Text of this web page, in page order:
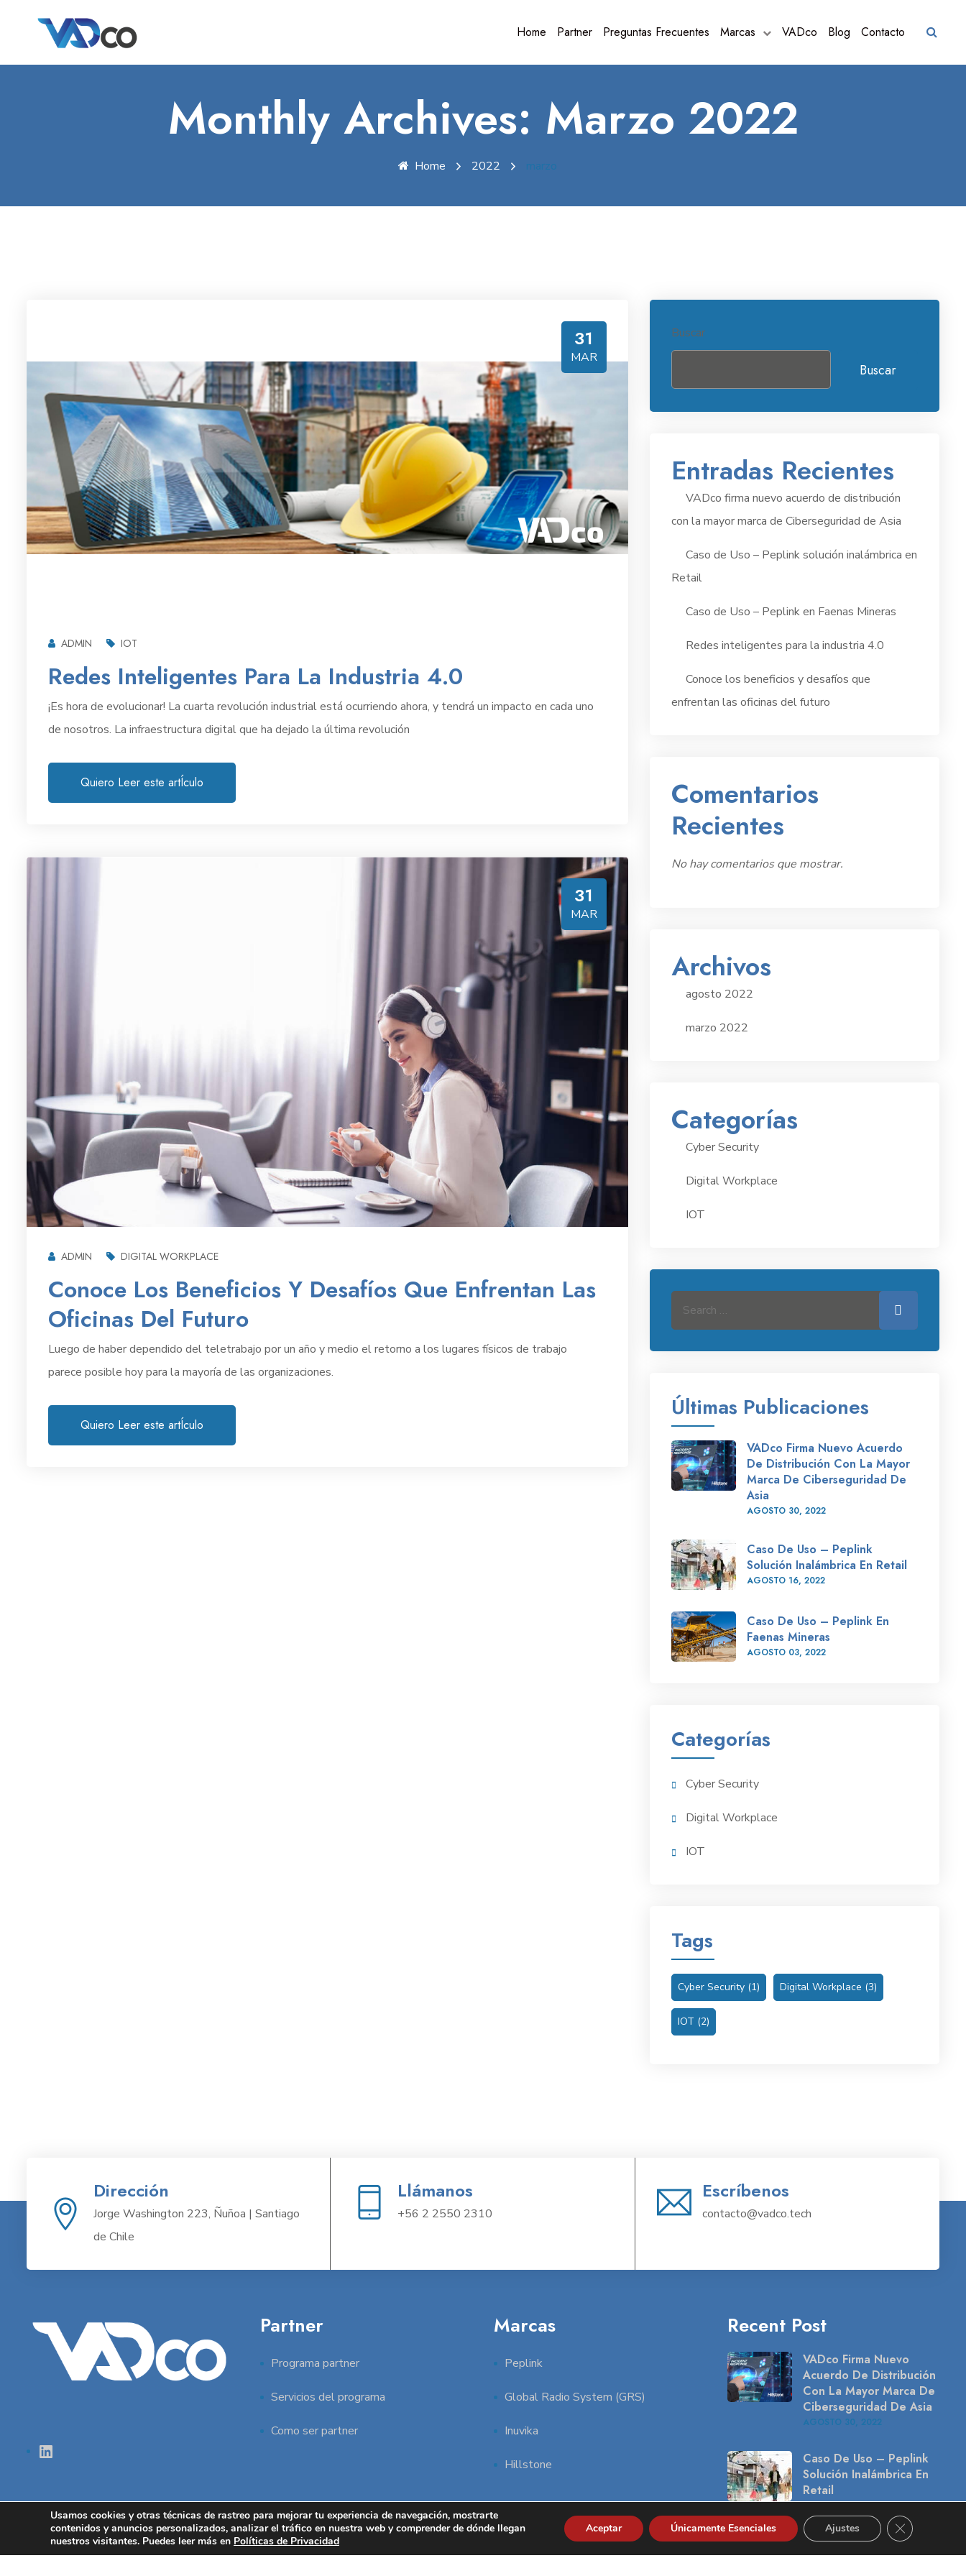
Home Partner Preguntas Frecuentes Marcas VADco Blog Contacto
Monthly Archives: Marzo 2022
Home 2022 marzo
31
MAR
ADMIN IOT
Redes Inteligentes Para La Industria 4.0
¡Es hora de evolucionar! La cuarta revolución industrial está ocurriendo ahora, y tendrá un impacto en cada uno
de nosotros. La infraestructura digital que ha dejado la última revolución
Quiero Leer este artÍculo
31
MAR
ADMIN DIGITAL WORKPLACE
Conoce Los Beneficios Y Desafíos Que Enfrentan Las
Oficinas Del Futuro
Luego de haber dependido del teletrabajo por un año y medio el retorno a los lugares físicos de trabajo
parece posible hoy para la mayoría de las organizaciones.
Quiero Leer este artÍculo
Buscar
Buscar
Entradas Recientes
VADco firma nuevo acuerdo de distribución
con la mayor marca de Ciberseguridad de Asia
Caso de Uso – Peplink solución inalámbrica en
Retail
Caso de Uso – Peplink en Faenas Mineras
Redes inteligentes para la industria 4.0
Conoce los beneficios y desafíos que
enfrentan las oficinas del futuro
Comentarios
Recientes
No hay comentarios que mostrar.
Archivos
agosto 2022
marzo 2022
Categorías
Cyber Security
Digital Workplace
IOT
Últimas Publicaciones
VADco Firma Nuevo Acuerdo
De Distribución Con La Mayor
Marca De Ciberseguridad De
Asia
AGOSTO 30, 2022
Caso De Uso – Peplink
Solución Inalámbrica En Retail
AGOSTO 16, 2022
Caso De Uso – Peplink En
Faenas Mineras
AGOSTO 03, 2022
Categorías
Cyber Security
Digital Workplace
IOT
Tags
Cyber Security(1) Digital Workplace (3)
IOT (2)
Dirección
Jorge Washington 223, Ñuñoa | Santiago
de Chile
Llámanos
+56 2 2550 2310
Escríbenos
contacto@vadco.tech
Partner
Programa partner
Servicios del programa
Como ser partner
Marcas
Peplink
Global Radio System (GRS)
Inuvika
Hillstone
Recent Post
VADco Firma Nuevo
Acuerdo De Distribución
Con La Mayor Marca De
Ciberseguridad De Asia
AGOSTO 30, 2022
Caso De Uso – Peplink
Solución Inalámbrica En
Retail
AGOSTO16, 2022
Usamos cookies y otras técnicas de rastreo para mejorar tu experiencia de navegación, mostrarte
contenidos y anuncios personalizados, analizar el tráfico en nuestra web y comprender de dónde llegan
nuestros visitantes. Puedes leer más en Políticas de Privacidad
Aceptar Únicamente Esenciales Ajustes Cerrar el